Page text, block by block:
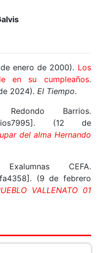
enero de 2000). Los
en su cumpleaños.
2024).El Tiempo.
Barrios.
(12 de
del alma Hernando
CEFA.
(9 de febrero
VALLENATO 01